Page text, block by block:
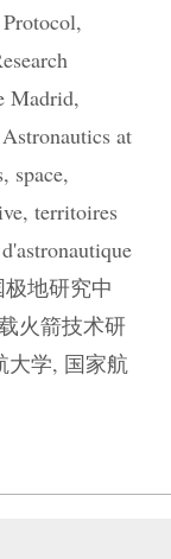
,
Madrid,
at
, space,
, territoires
极地研究中
火箭技术研
大学, 国家航